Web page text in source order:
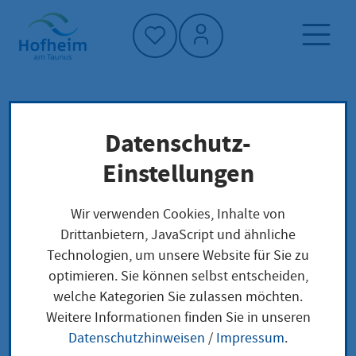
Startseite"
Politik und Verwaltung
Warnung der Bevölkerung
Krisenfall - Informationen
Krisenfall -
Informationen
Datenschutz-
Einstellungen
Wir verwenden Cookies, Inhalte von
Drittanbietern, JavaScript und ähnliche
Technologien, um unsere Website für Sie zu
optimieren. Sie können selbst entscheiden,
welche Kategorien Sie zulassen möchten.
Weitere Informationen finden Sie in unseren
Datenschutzhinweisen / Impressum.